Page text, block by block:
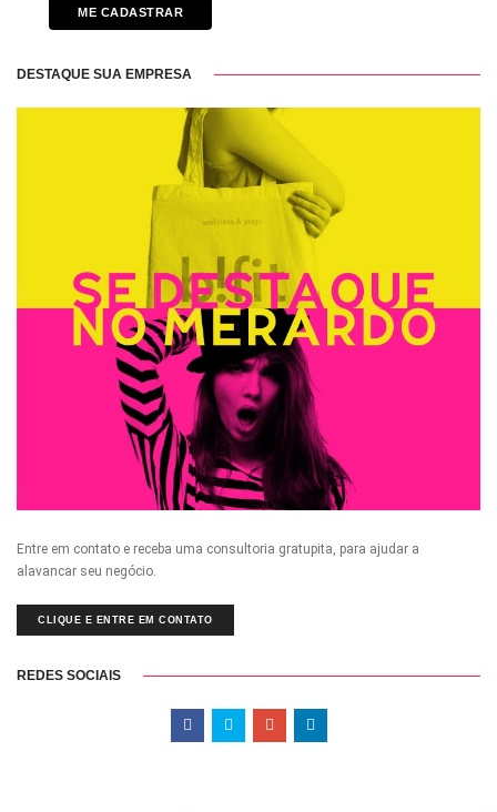
ME CADASTRAR
DESTAQUE SUA EMPRESA
Entre em contato e receba uma consultoria gratupita, para ajudar a
alavancar seu negócio.
CLIQUE E ENTRE EM CONTATO
REDES SOCIAIS